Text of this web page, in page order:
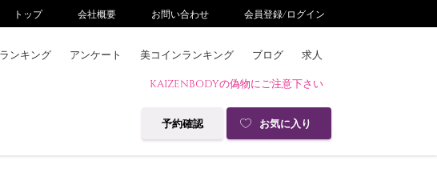
トップ 会社概要 お問い合わせ 会員登録/ログイン
ンキング アンケート 美コインランキング ブログ 求人
KAIZENBODYの偽物にご注意下さい
予約確認 お気に入り